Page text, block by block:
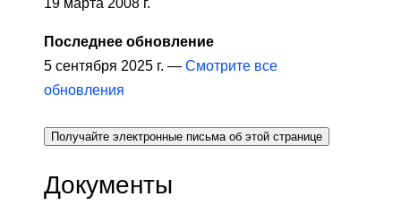
19 марта 2008 г.
Последнее обновление
5 сентября 2025 г. — Смотрите все
обновления
Получайте электронные письма об этой странице
Документы